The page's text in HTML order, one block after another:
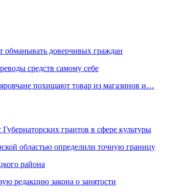
доверчивых граждан
средств самому себе
похищают товар из магазинов и…
грантов в сфере культуры
областью определили точную границу
района
редакцию закона о занятости